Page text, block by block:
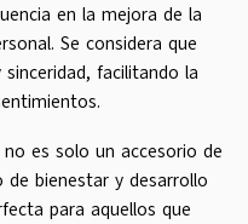
en la mejora de la
Se considera que
facilitando la
es solo un accesorio de
bienestar y desarrollo
para aquellos que